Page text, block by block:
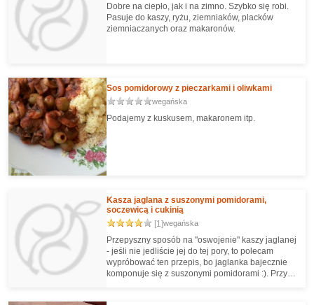
Dobre na ciepło, jak i na zimno. Szybko się robi.
Pasuje do kaszy, ryżu, ziemniaków, placków
ziemniaczanych oraz makaronów.
Sos pomidorowy z pieczarkami i oliwkami
wegańska
Podajemy z kuskusem, makaronem itp.
Kasza jaglana z suszonymi pomidorami,
soczewicą i cukinią
[1]wegańska
Przepyszny sposób na "oswojenie" kaszy jaglanej
- jeśli nie jedliście jej do tej pory, to polecam
wypróbować ten przepis, bo jaglanka bajecznie
komponuje się z suszonymi pomidorami :). Przy